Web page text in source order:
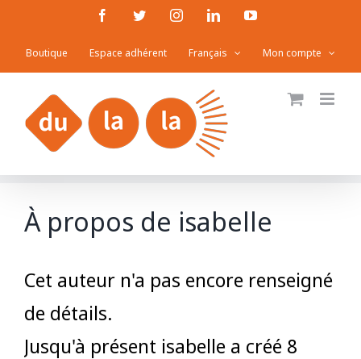
contenu
FacebookTwitterInstagramLinkedInYouTube
Boutique Espace adhérent Français Mon compte
À propos de isabelle
Cet auteur n'a pas encore renseigné
de détails.
Jusqu'à présent isabelle a créé 8